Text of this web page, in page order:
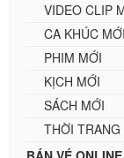
VIDEO CLIP
CA KHÚC MỚI
PHIM MỚI
KỊCH MỚI
SÁCH MỚI
THỜI TRANG